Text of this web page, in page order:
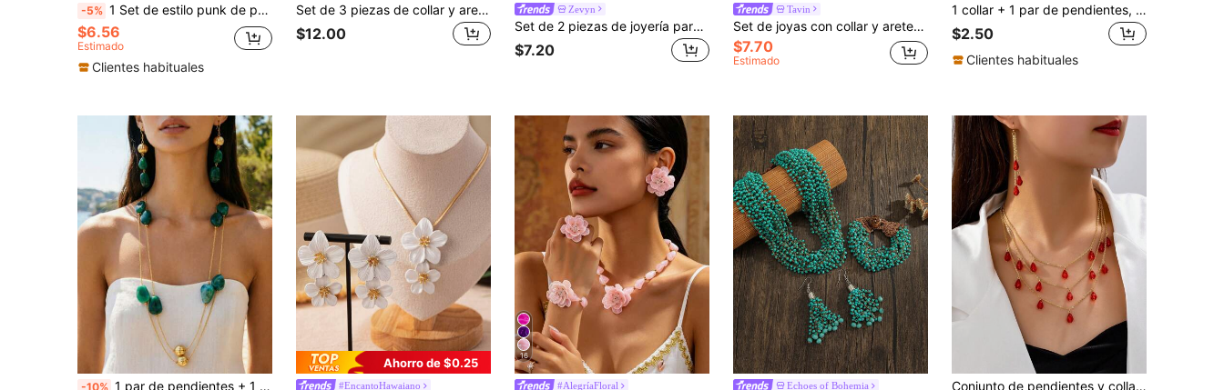
-5% 1 Set de estilo punk de pulsera, anillo y pendientes de media hoja de ginkgo de metal versátil y ajustable, adecuado para uso casual y de fiesta para mujeres
$6.56
Estimado
Clientes habituales
Set de 3 piezas de collar y aretes de mujer con geometría, resina y rhinestones, adecuado para fiestas, bodas y ocasiones festivas
$12.00
Zevyn
Set de 2 piezas de joyería para mujer, combinación asimétrica en espiral y degradado con colgante en forma de Y con óvalo negro de acrílico incrustado y aretes, estilo clásico y elegante, adecuado para uso diario, festivales y fiestas
$7.20
Tavin
Set de joyas con collar y aretes de flores 3D de múltiples capas, set de joyas con flores 3D de imitación, set de joyas florales rojas de verano, set de joyas 3D de múltiples capas, gargantilla abierta, aretes colgantes, joyas de fiesta, joyas para vestir, joyas de playa y vacaciones, regalo de vacaciones, regalo para familiares y amigos, centro de flor de dirección aleatoria
$7.70
Estimado
1 collar + 1 par de pendientes, conjunto de joyas versátiles y de uso diario para mujer con colgante de gota alargado y creativo
$2.50
Clientes habituales
-10% 1 par de pendientes + 1 collar, conjunto de joyería vintage de moda sexy elegante y exquisita con cuentas de piedra CCB de resina geométrica asimétrica, adecuado para salidas casuales diarias de mujeres, banquetes, festivales de música, eventos de fiesta, regalos de vacaciones
Ahorro de $0.25
#EncantoHawaiano
16
#AlegríaFloral Echoes of Bohemia Conjunto de pendientes y collar versátil, sexy y de moda de mujer, Primavera/Verano 2025